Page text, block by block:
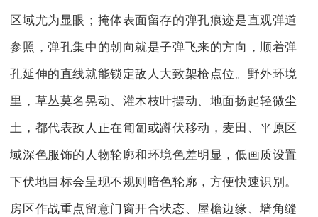
区域尤为显眼；掩体表面留存的弹孔痕迹是直观弹道
参照，弹孔集中的朝向就是子弹飞来的方向，顺着弹
孔延伸的直线就能锁定敌人大致架枪点位。野外环境
里，草丛莫名晃动、灌木枝叶摆动、地面扬起轻微尘
土，都代表敌人正在匍匐或蹲伏移动，麦田、平原区
域深色服饰的人物轮廓和环境色差明显，低画质设置
下伏地目标会呈现不规则暗色轮廓，方便快速识别。
房区作战重点留意门窗开合状态、屋檐边缘、墙角缝